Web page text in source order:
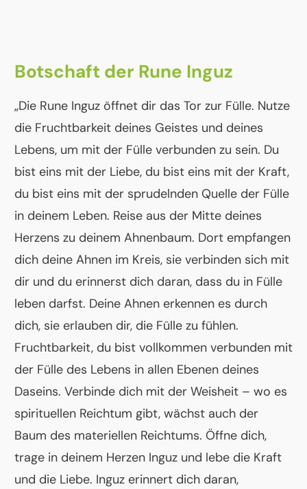
Botschaft der Rune Inguz
„Die Rune Inguz öffnet dir das Tor zur Fülle. Nutze
die Fruchtbarkeit deines Geistes und deines
Lebens, um mit der Fülle verbunden zu sein. Du
bist eins mit der Liebe, du bist eins mit der Kraft,
du bist eins mit der sprudelnden Quelle der Fülle
in deinem Leben. Reise aus der Mitte deines
Herzens zu deinem Ahnenbaum. Dort empfangen
dich deine Ahnen im Kreis, sie verbinden sich mit
dir und du erinnerst dich daran, dass du in Fülle
leben darfst. Deine Ahnen erkennen es durch
dich, sie erlauben dir, die Fülle zu fühlen.
Fruchtbarkeit, du bist vollkommen verbunden mit
der Fülle des Lebens in allen Ebenen deines
Daseins. Verbinde dich mit der Weisheit – wo es
spirituellen Reichtum gibt, wächst auch der
Baum des materiellen Reichtums. Öffne dich,
trage in deinem Herzen Inguz und lebe die Kraft
und die Liebe. Inguz erinnert dich daran,